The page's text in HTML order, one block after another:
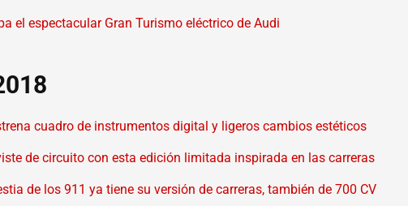
el espectacular Gran Turismo eléctrico de Audi
cuadro de instrumentos digital y ligeros cambios estéticos
de circuito con esta edición limitada inspirada en las carreras
de los 911 ya tiene su versión de carreras, también de 700 CV